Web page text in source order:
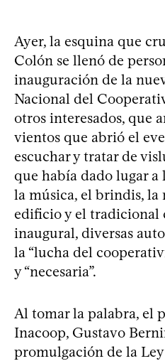
Ayer, la esquina que
Colón se llenó de
inauguración de la
Nacional del
otros interesados, que
vientos que abrió el
escuchar y tratar de
que había dado lugar a
la música, el brindis, la
edificio y el tradicional
inaugural, diversas
la “lucha del
y “necesaria”.
Al tomar la palabra, el
Inacoop, Gustavo
promulgación de la